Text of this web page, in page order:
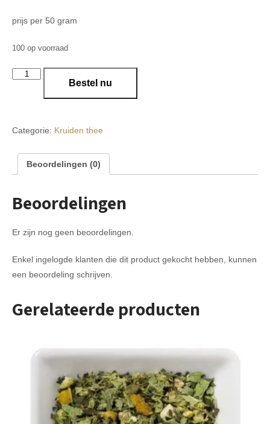
prijs per 50 gram
100 op voorraad
Bestel nu
Categorie: Kruiden thee
Beoordelingen (0)
Beoordelingen
Er zijn nog geen beoordelingen.
Enkel ingelogde klanten die dit product gekocht hebben, kunnen
een beoordeling schrijven.
Gerelateerde producten